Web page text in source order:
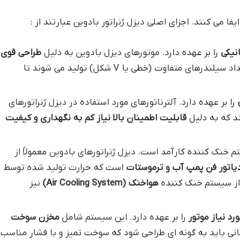
می کنند. اجزای اصلی دیزل ژنراتور بادوین عبارتند از :
را بر عهده دارد. موتورهای دیزل بادوین به دلیلطراحی قوی
شناخته می شوند. این موتورها در توان های مختلف و با تعداد سیلندرهای متفاوت (خطی یا V شکل) تولید می شوند تا
را بر عهده دارد. آلترناتورهای مورد استفاده در دیزل ژنراتورهای
که به دلیلقابلیت اطمینان بالا نیاز کم به نگهداری و کیفیت
خنک کننده کارآمد است. دیزل ژنراتورهای بادوین معمولاً از
فن پمپ آب و ترموستات است که حرارت تولید شده توسط
از سیستم خنک کنندههواخنک (Air Cooling System)
نیز
نیاز موتور را بر عهده دارد. این سیستم شاملمخزن سوخت
باید به گونه ای طراحی شود که سوخت تمیز و با فشار مناسب